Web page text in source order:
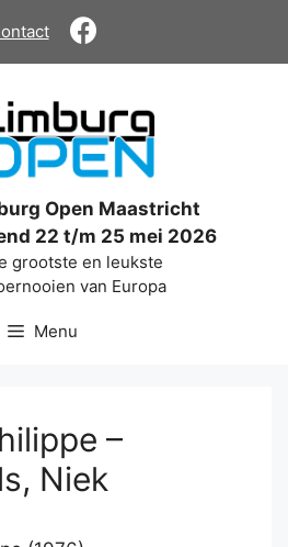
Open Maastricht
22 t/m 25 mei 2026
grootste en leukste
van Europa
Menu
–
Niek